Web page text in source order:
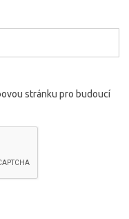
stránku pro budoucí